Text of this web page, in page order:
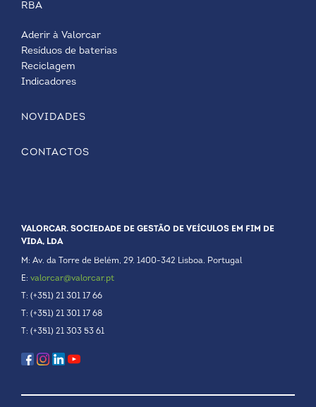
RBA
Aderir à Valorcar
Resíduos de baterias
Reciclagem
Indicadores
NOVIDADES
CONTACTOS
VALORCAR. SOCIEDADE DE GESTÃO DE VEÍCULOS EM FIM DE
VIDA, LDA
M: Av. da Torre de Belém, 29. 1400-342 Lisboa. Portugal
E: valorcar@valorcar.pt
T: (+351) 21 301 17 66
T: (+351) 21 301 17 68
T: (+351) 21 303 53 61